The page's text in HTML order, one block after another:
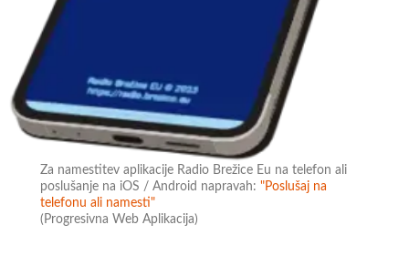
Za namestitev aplikacije Radio Brežice Eu na telefon ali
poslušanje na iOS / Android napravah:"Poslušaj na
telefonu ali namesti"
(Progresivna Web Aplikacija)